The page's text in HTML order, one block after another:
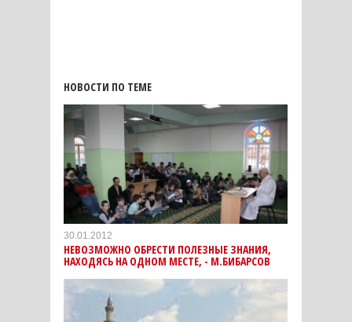
НОВОСТИ ПО ТЕМЕ
30.01.2012
НЕВОЗМОЖНО ОБРЕСТИ ПОЛЕЗНЫЕ ЗНАНИЯ,
НАХОДЯСЬ НА ОДНОМ МЕСТЕ, - М.БИБАРСОВ